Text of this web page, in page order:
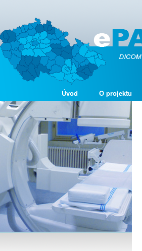
Úvod O projektu